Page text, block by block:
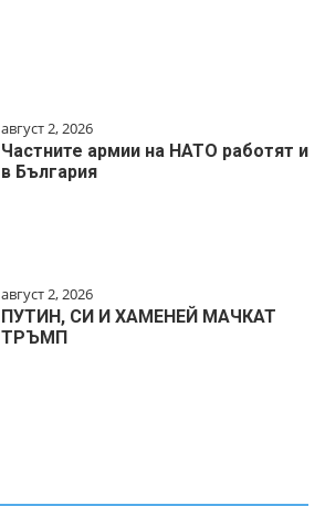
август 2, 2026
Частните армии на НАТО работят и
в България
август 2, 2026
ПУТИН, СИ И ХАМЕНЕЙ МАЧКАТ
ТРЪМП